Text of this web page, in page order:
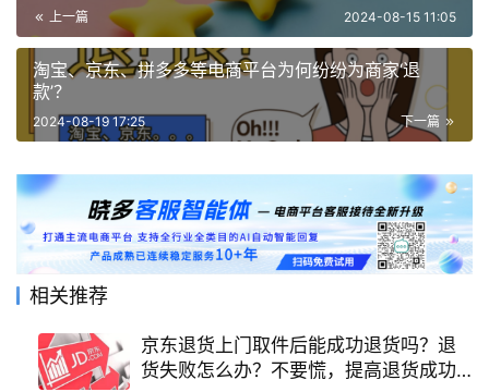
上一篇 2024-08-15 11:05
淘宝、京东、拼多多等电商平台为何纷纷为商家‘退
款’？
下一篇
2024-08-19 17:25
相关推荐
京东退货上门取件后能成功退货吗？退
货失败怎么办？不要慌，提高退货成功